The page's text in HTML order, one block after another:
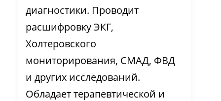
диагностики. Проводит
расшифровку ЭКГ,
Холтеровского
мониторирования, СМАД, ФВД
и других исследований.
Обладает терапевтической и